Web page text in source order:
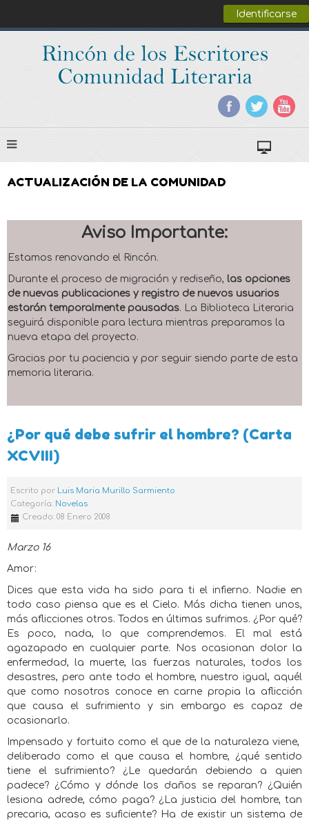
Identificarse
ACTUALIZACIÓN DE LA COMUNIDAD
Aviso Importante:
Estamos renovando el Rincón.
Durante el proceso de migración y rediseño, las opciones
de nuevas publicaciones y registro de nuevos usuarios
estarán temporalmente pausadas. La Biblioteca Literaria
seguirá disponible para lectura mientras preparamos la
nueva etapa del proyecto.
Gracias por tu paciencia y por seguir siendo parte de esta
memoria literaria.
¿Por qué debe sufrir el hombre? (Carta
XCVIII)
Escrito por Luis Maria Murillo Sarmiento
Categoría: Novelas
Creado: 08 Enero 2008
Marzo 16
Amor:
Dices que esta vida ha sido para ti el infierno. Nadie en
todo caso piensa que es el Cielo. Más dicha tienen unos,
más aflicciones otros. Todos en últimas sufrimos. ¿Por qué?
Es poco, nada, lo que comprendemos. El mal está
agazapado en cualquier parte. Nos ocasionan dolor la
enfermedad, la muerte, las fuerzas naturales, todos los
desastres, pero ante todo el hombre, nuestro igual, aquél
que como nosotros conoce en carne propia la aflicción
que causa el sufrimiento y sin embargo es capaz de
ocasionarlo.
Impensado y fortuito como el que de la naturaleza viene,
deliberado como el que causa el hombre, ¿qué sentido
tiene el sufrimiento? ¿Le quedarán debiendo a quien
padece? ¿Cómo y dónde los daños se reparan? ¿Quién
lesiona adrede, cómo paga? ¿La justicia del hombre, tan
precaria, acaso es suficiente? Ha de existir un sistema de